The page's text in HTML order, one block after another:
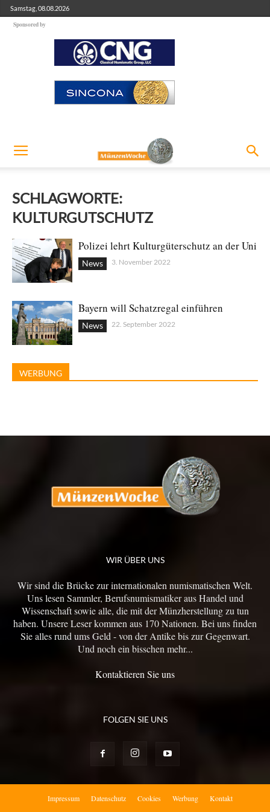
Samstag, 08.08.2026
Sponsored by
SCHLAGWORTE:
KULTURGUTSCHUTZ
Polizei lehrt Kulturgüterschutz an der Uni
News 3. November 2022
Bayern will Schatzregal einführen
News 22. September 2022
WERBUNG
WIR ÜBER UNS
Wir sind die Brücke zur internationalen numismatischen Welt.
Uns lesen Sammler, Berufsnumismatiker aus Handel und
Wissenschaft sowie alle, die mit der Münzherstellung zu tun
haben. Unsere Leser kommen aus 170 Nationen. Bei uns finden
Sie alles rund ums Geld - von der Antike bis zur Gegenwart.
Und noch ein bisschen mehr...
Kontaktieren Sie uns
FOLGEN SIE UNS
Impressum Datenschutz Cookies Werbung Kontakt